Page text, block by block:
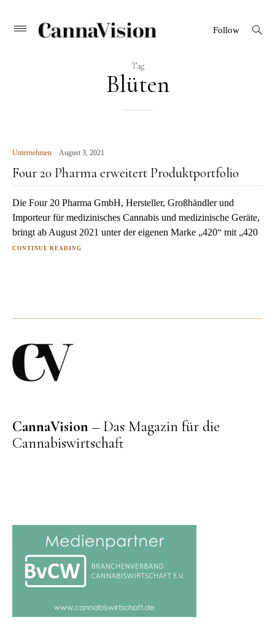
Skip Primary
Menu
CANNAVISION
Follow
open
search
Tag
Blüten
Unternehmen August 3, 2021
Four 20 Pharma erweitert Produktportfolio
Die Four 20 Pharma GmbH, Hersteller, Großhändler und
Importeur für medizinisches Cannabis und medizinische Geräte,
bringt ab August 2021 unter der eigenen Marke „420“ mit „420
CONTINUE READING
CannaVision – Das Magazin für die
Cannabiswirtschaft